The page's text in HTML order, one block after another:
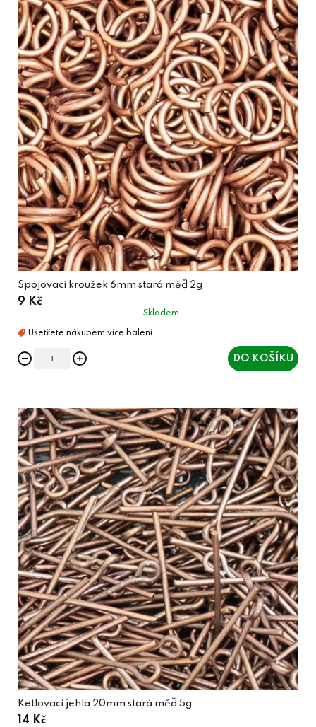
Spojovací kroužek 6mm stará měď 2g
9 Kč
Skladem
DO KOŠÍKU
Ketlovací jehla 20mm stará měď 5g
14 Kč